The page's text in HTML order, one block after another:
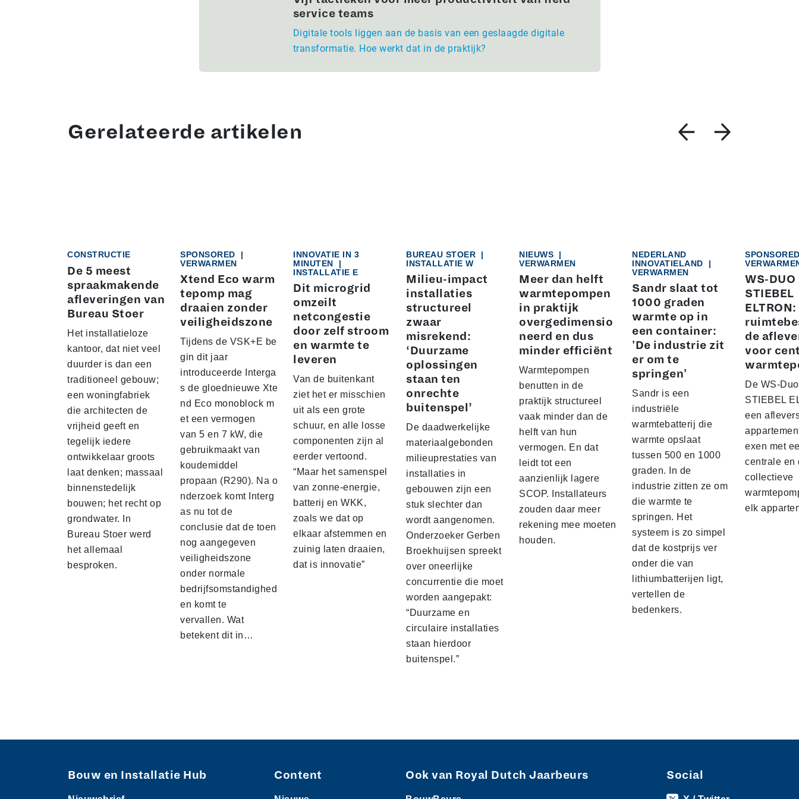
service teams
Digitale tools liggen aan de basis van een geslaagde digitale
transformatie. Hoe werkt dat in de praktijk?
Gerelateerde artikelen
CONSTRUCTIE
De 5 meest
spraakmakende
afleveringen van
Bureau Stoer
Het installatieloze
kantoor, dat niet veel
duurder is dan een
traditioneel gebouw;
een woningfabriek
die architecten de
vrijheid geeft en
tegelijk iedere
ontwikkelaar groots
laat denken; massaal
binnenstedelijk
bouwen; het recht op
grondwater. In
Bureau Stoer werd
het allemaal
besproken.
SPONSORED
|
VERWARMEN
Xtend Eco warm
tepomp mag
draaien zonder
veiligheidszone
Tijdens de VSK+E be
gin dit jaar
introduceerde Interga
s de gloednieuwe Xte
nd Eco monoblock m
et een vermogen
van 5 en 7 kW, die
gebruikmaakt van
koudemiddel
propaan (R290). Na o
nderzoek komt Interg
as nu tot de
conclusie dat de toen
nog aangegeven
veiligheidszone
onder normale
bedrijfsomstandighed
en komt te
vervallen. Wat
betekent dit in…
INNOVATIE IN 3
MINUTEN
|
INSTALLATIE E
Dit microgrid
omzeilt
netcongestie
door zelf stroom
en warmte te
leveren
Van de buitenkant
ziet het er misschien
uit als een grote
schuur, en alle losse
componenten zijn al
eerder vertoond.
“Maar het samenspel
van zonne-energie,
batterij en WKK,
zoals we dat op
elkaar afstemmen en
zuinig laten draaien,
dat is innovatie”
BUREAU STOER
|
INSTALLATIE W
Milieu-impact
installaties
structureel
zwaar
misrekend:
‘Duurzame
oplossingen
staan ten
onrechte
buitenspel’
De daadwerkelijke
materiaalgebonden
milieuprestaties van
installaties in
gebouwen zijn een
stuk slechter dan
wordt aangenomen.
Onderzoeker Gerben
Broekhuijsen spreekt
over oneerlijke
concurrentie die moet
worden aangepakt:
“Duurzame en
circulaire installaties
staan hierdoor
buitenspel.”
NIEUWS
|
VERWARMEN
Meer dan helft
warmtepompen
in praktijk
overgedimensio
neerd en dus
minder efficiënt
Warmtepompen
benutten in de
praktijk structureel
vaak minder dan de
helft van hun
vermogen. En dat
leidt tot een
aanzienlijk lagere
SCOP. Installateurs
zouden daar meer
rekening mee moeten
houden.
NEDERLAND
INNOVATIELAND
|
VERWARMEN
Sandr slaat tot
1000 graden
warmte op in
een container:
'De industrie zit
er om te
springen'
Sandr is een
industriële
warmtebatterij die
warmte opslaat
tussen 500 en 1000
graden. In de
industrie zitten ze om
die warmte te
springen. Het
systeem is zo simpel
dat de kostprijs ver
onder die van
lithiumbatterijen ligt,
vertellen de
bedenkers.
WS-DUO
STIEBEL
ELTRON:
de
voor
De WS-
STIEBEL
een
exen met
centrale en
collectieve
elk
Bouw en Installatie Hub Content Ook van Royal Dutch Jaarbeurs Social